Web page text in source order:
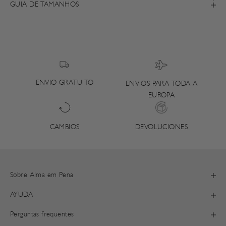
GUIA DE TAMANHOS
ENVIO GRATUITO
ENVIOS PARA TODA A
EUROPA
CAMBIOS DEVOLUCIONES
Sobre Alma em Pena
AYUDA
Perguntas frequentes